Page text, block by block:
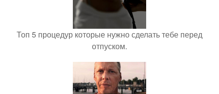
Топ 5 процедур которые нужно сделать тебе перед
отпуском.